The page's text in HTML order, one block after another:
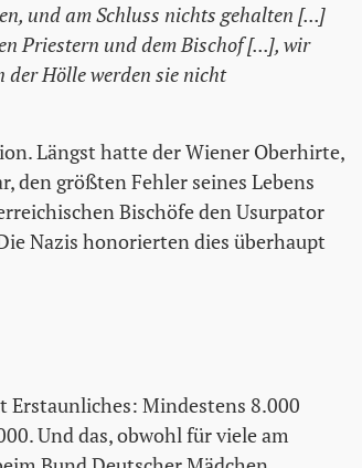
und am Schluss nichts gehalten [...]
Priestern und dem Bischof [...], wir
Hölle werden sie nicht
Längst hatte der Wiener Oberhirte,
den größten Fehler seines Lebens
Bischöfe den Usurpator
Nazis honorierten dies überhaupt
Erstaunliches: Mindestens 8.000
Und das, obwohl für viele am